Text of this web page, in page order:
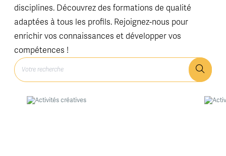
disciplines. Découvrez des formations de qualité
adaptées à tous les profils. Rejoignez-nous pour
enrichir vos connaissances et développer vos
compétences !